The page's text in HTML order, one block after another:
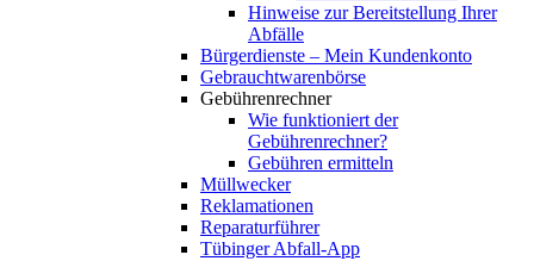
Hinweise zur Bereitstellung Ihrer
Abfälle
Bürgerdienste – Mein Kundenkonto
Gebrauchtwarenbörse
Gebührenrechner
Wie funktioniert der
Gebührenrechner?
Gebühren ermitteln
Müllwecker
Reklamationen
Reparaturführer
Tübinger Abfall-App